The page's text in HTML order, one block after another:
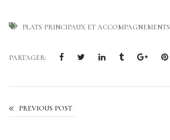
PLATS PRINCIPAUX ET ACCOMPAGNEMENTS
PARTAGER:
PREVIOUS POST